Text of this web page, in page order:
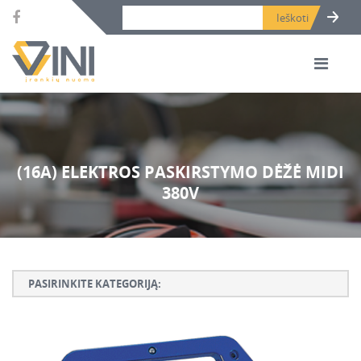
Search bar place.
(16A) ELEKTROS PASKIRSTYMO DĖŽĖ MIDI
380V
PASIRINKITE KATEGORIJĄ: